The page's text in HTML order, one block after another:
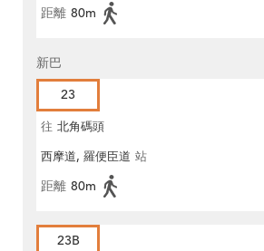
距離 80m
新巴
23
往 北角碼頭
西摩道, 羅便臣道 站
距離 80m
23B